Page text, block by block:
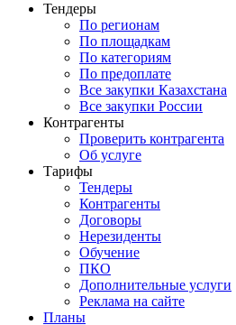
Тендеры
По регионам
По площадкам
По категориям
По предоплате
Все закупки Казахстана
Все закупки России
Контрагенты
Проверить контрагента
Об услуге
Тарифы
Тендеры
Контрагенты
Договоры
Нерезиденты
Обучение
ПКО
Дополнительные услуги
Реклама на сайте
Планы